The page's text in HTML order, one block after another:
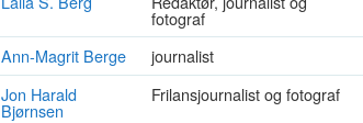
fotograf
Ann-Magrit Berge journalist
Jon Harald
Bjørnsen
Frilansjournalist og fotograf